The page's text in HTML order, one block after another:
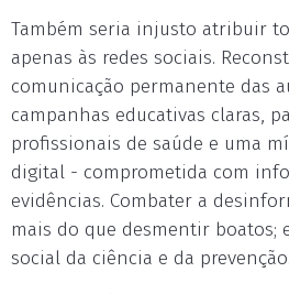
Também seria injusto atribuir
apenas às redes sociais.
comunicação permanente das
campanhas educativas claras,
profissionais de saúde e uma
digital - comprometida com
evidências. Combater a
mais do que desmentir boatos;
social da ciência e da prevenção.